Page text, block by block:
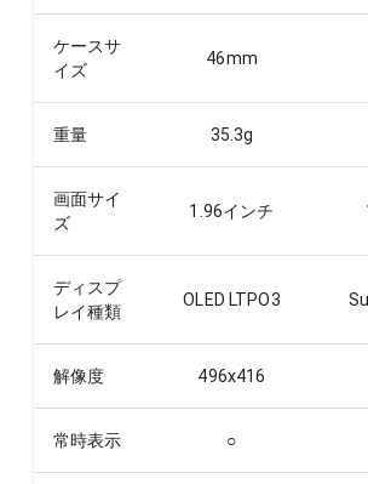
ケースサ
イズ
46mm
重量 35.3g
画面サイ
ズ
1.96インチ
ディスプ
レイ種類
OLED LTPO3
解像度 496x416
常時表示 ○